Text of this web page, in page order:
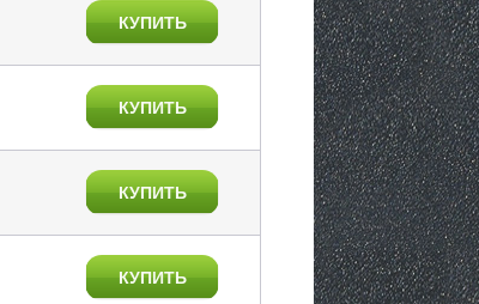
КУПИТЬ
КУПИТЬ
КУПИТЬ
КУПИТЬ